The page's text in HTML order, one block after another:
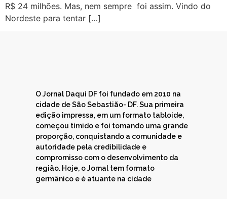
R$ 24 milhões. Mas, nem sempre foi assim. Vindo do
Nordeste para tentar […]
O Jornal Daqui DF foi fundado em 2010 na
cidade de São Sebastião- DF. Sua primeira
edição impressa, em um formato tabloide,
começou tímido e foi tomando uma grande
proporção, conquistando a comunidade e
autoridade pela credibilidade e
compromisso com o desenvolvimento da
região. Hoje, o Jornal tem formato
germânico e é atuante na cidade